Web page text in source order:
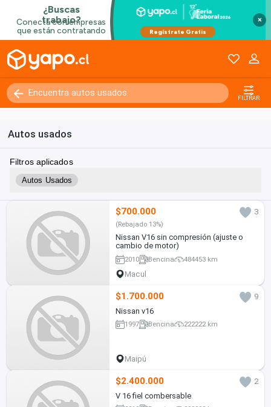
×
FILTRAR
Autos usados
Filtros aplicados
Autos Usados
$700.000 3
(Rebajado 13%)
Nissan V16 sin compresión (ajuste o
cambio de motor)
2010 Bencina 484453 km
Macul
$1.700.000
9
Nissan v16
1997 Bencina 222222 km
Maipú
$2.400.000
2
V 16 fiel combersable